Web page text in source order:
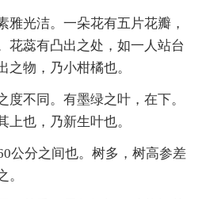
雅光洁。一朵花有五片花瓣，
花蕊有凸出之处，如一人站台
之物，乃小柑橘也。
度不同。有墨绿之叶，在下。
上也，乃新生叶也。
公分之间也。树多，树高参差
。